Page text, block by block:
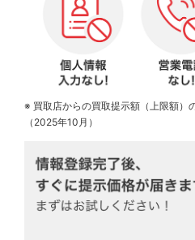
※ 買取店からの買取提示額（上限額）
（2025年10月）